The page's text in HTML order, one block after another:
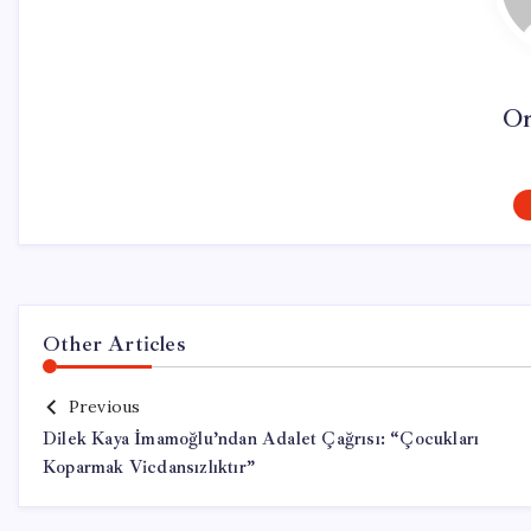
Other Articles
Previous
Dilek Kaya İmamoğlu’ndan Adalet Çağrısı: “Çocukları
Koparmak Vicdansızlıktır”